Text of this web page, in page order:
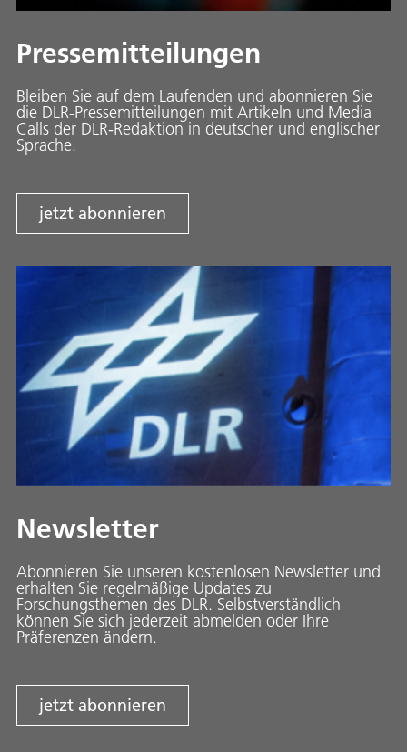
Pressemitteilungen
Bleiben Sie auf dem Laufenden und abonnieren Sie
die DLR-Pressemitteilungen mit Artikeln und Media
Calls der DLR-Redaktion in deutscher und englischer
Sprache.
jetzt abonnieren
Newsletter
Abonnieren Sie unseren kostenlosen Newsletter und
erhalten Sie regelmäßige Updates zu
Forschungsthemen des DLR. Selbstverständlich
können Sie sich jederzeit abmelden oder Ihre
Präferenzen ändern.
jetzt abonnieren